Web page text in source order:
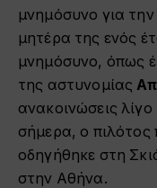
μνημόσυνο για
μητέρα της ενός
μνημόσυνο, όπως
της αστυνομίας
ανακοινώσεις
σήμερα, ο
οδηγήθηκε στη
στην Αθήνα.